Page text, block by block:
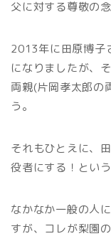
父に対する尊敬の
2013年に田原博子
になりましたが、
両親(片岡孝太郎の
う。
それもひとえに、
役者にする！とい
なかなか一般の人
すが、コレが梨園